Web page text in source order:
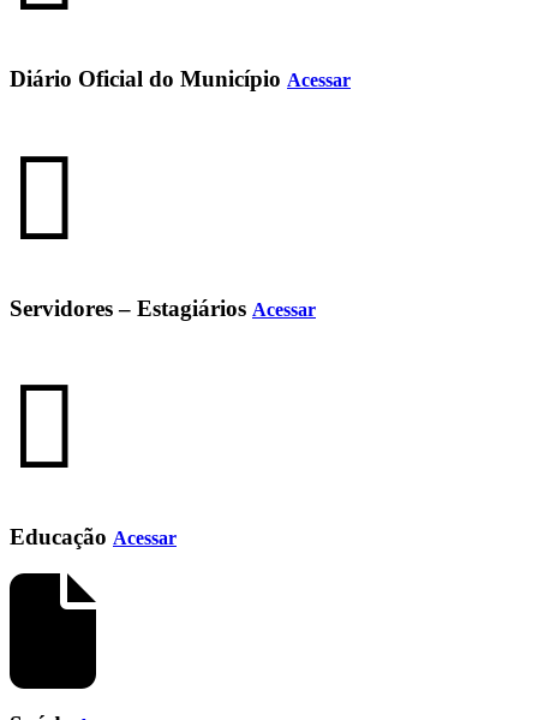
Diário Oficial do Município Acessar
Servidores – Estagiários Acessar
Educação Acessar